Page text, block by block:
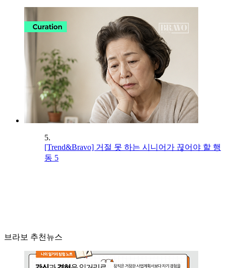
5.
[Trend&Bravo] 거절 못 하는 시니어가 끊어야 할 행
동 5
브라보 추천뉴스